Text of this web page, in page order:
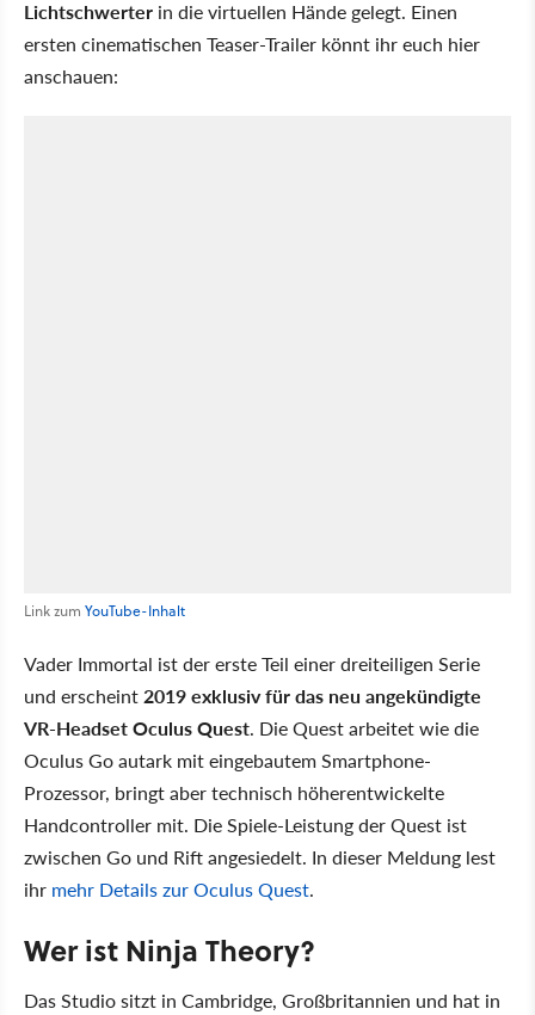
Lichtschwerter in die virtuellen Hände gelegt. Einen
ersten cinematischen Teaser-Trailer könnt ihr euch hier
anschauen:
Link zum YouTube-Inhalt
Vader Immortal ist der erste Teil einer dreiteiligen Serie
und erscheint 2019 exklusiv für das neu angekündigte
VR-Headset Oculus Quest. Die Quest arbeitet wie die
Oculus Go autark mit eingebautem Smartphone-
Prozessor, bringt aber technisch höherentwickelte
Handcontroller mit. Die Spiele-Leistung der Quest ist
zwischen Go und Rift angesiedelt. In dieser Meldung lest
ihr mehr Details zur Oculus Quest.
Wer ist Ninja Theory?
Das Studio sitzt in Cambridge, Großbritannien und hat in